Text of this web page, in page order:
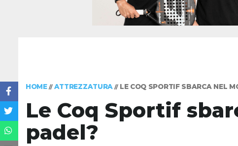
HOME// ATTREZZATURA // LE COQ SPORTIF SBARCA NEL
Le Coq Sportif
padel?